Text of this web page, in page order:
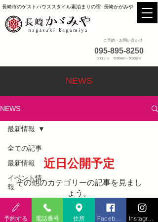
長崎市のゲストハウススタイル素泊まりの宿 長崎かがみや
ご予約・お問い合わせ
095-895-8250
フロント 9:00am～9:00pm
NEWS
NEWS
全ての記事
最新情報
イベント情
報
最新情報
近日公開予定
その他のカテゴリーの記事を見まし
ょう。
予約する 電話番号 住所